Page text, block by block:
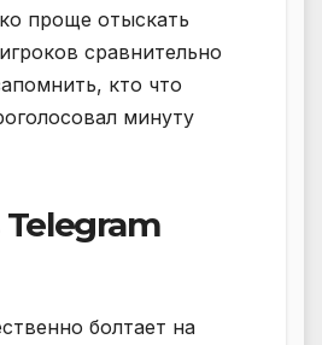
проще отыскать
сравнительно
кто что
минуту
болтает на